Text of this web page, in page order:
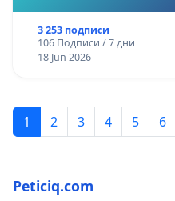
3 253 подписи
106 Подписи / 7 дни
18 Jun 2026
1 2 3 4 5 6
Peticiq.com